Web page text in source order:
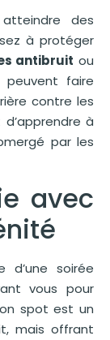
des
à protéger
antibruit ou
faire
contre les
à
par les
avec
soirée
vous pour
spot est un
mais offrant